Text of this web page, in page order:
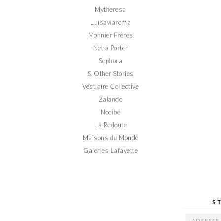
Mytheresa
Luisaviaroma
Monnier Frères
Net a Porter
Sephora
& Other Stories
Vestiaire Collective
Zalando
Nocibé
La Redoute
Maisons du Monde
Galeries Lafayette
ADRESSE